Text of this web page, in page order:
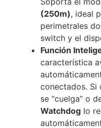
(250m), ideal
perimetrales
switch y el
Función
característica
conectados. Si
se “cuelga” o
Watchdog lo